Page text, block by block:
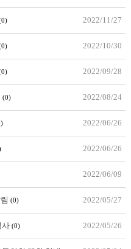
2022/11/27
2022/10/30
2022/09/28
(0) 2022/08/24
2022/06/26
2022/06/26
2022/06/09
(0) 2022/05/27
사 (0) 2022/05/26